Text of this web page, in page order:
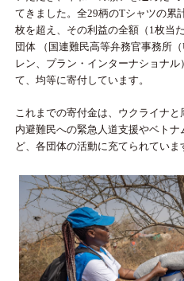
てきました。全29柄のTシャツの累
枚を超え、その利益の全額（1枚当
団体 （国連難民高等弁務官事務所
レン、プラン・インターナショナ
て、均等に寄付しています。
これまでの寄付金は、ウクライナ
内避難民への緊急人道支援やベト
ど、各団体の活動に充てられていま